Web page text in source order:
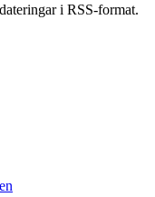
i RSS-format.